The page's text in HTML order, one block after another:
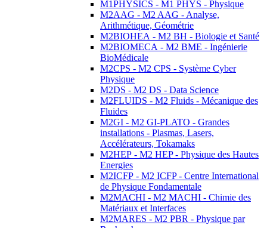
M1PHYSICS - M1 PHYS - Physique
M2AAG - M2 AAG - Analyse,
Arithmétique, Géométrie
M2BIOHEA - M2 BH - Biologie et Santé
M2BIOMECA - M2 BME - Ingénierie
BioMédicale
M2CPS - M2 CPS - Système Cyber
Physique
M2DS - M2 DS - Data Science
M2FLUIDS - M2 Fluids - Mécanique des
Fluides
M2GI - M2 GI-PLATO - Grandes
installations - Plasmas, Lasers,
Accélérateurs, Tokamaks
M2HEP - M2 HEP - Physique des Hautes
Energies
M2ICFP - M2 ICFP - Centre International
de Physique Fondamentale
M2MACHI - M2 MACHI - Chimie des
Matériaux et Interfaces
M2MARES - M2 PBR - Physique par